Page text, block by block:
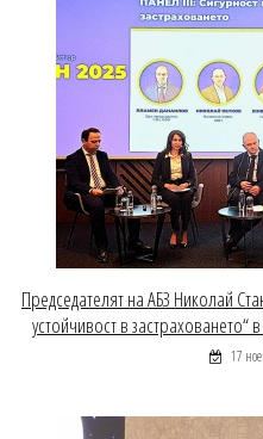
Председателят на АБЗ Николай
устойчивост в
17